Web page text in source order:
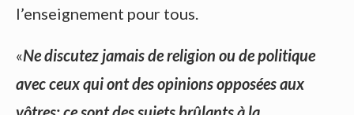
l’enseignement pour tous.
«Ne discutez jamais de religion ou de politique
avec ceux qui ont des opinions opposées aux